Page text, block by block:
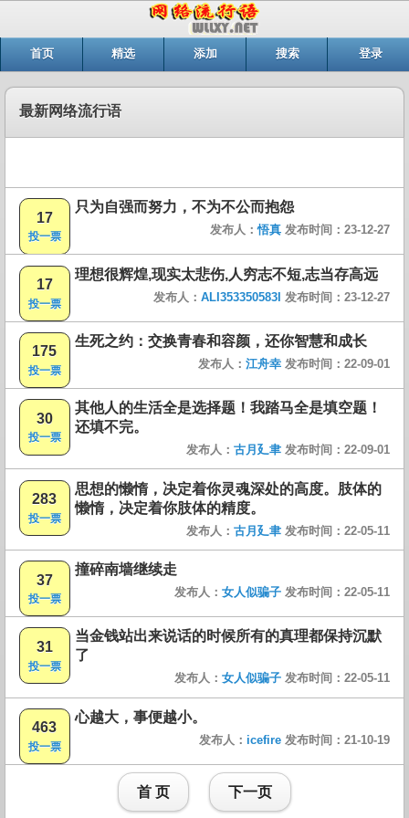
首页 精选 添加 搜索 登录
最新网络流行语
17
投一票
只为自强而努力，不为不公而抱怨
发布人：悟真 发布时间：23-12-27
17
投一票
理想很辉煌,现实太悲伤,人穷志不短,志当存高远
发布人： ALI353350583I 发布时间：23-12-27
175
投一票
生死之约：交换青春和容颜，还你智慧和成长
发布人： 江舟幸 发布时间：22-09-01
30
投一票
其他人的生活全是选择题！我踏马全是填空题！
还填不完。
发布人： 古月廴聿 发布时间：22-09-01
283
投一票
思想的懒惰，决定着你灵魂深处的高度。肢体的
懒惰，决定着你肢体的精度。
发布人： 古月廴聿 发布时间：22-05-11
37
投一票
撞碎南墙继续走
发布人： 女人似骗子 发布时间：22-05-11
31
投一票
当金钱站出来说话的时候所有的真理都保持沉默
了
发布人： 女人似骗子 发布时间：22-05-11
463
投一票
心越大，事便越小。
发布人： icefire 发布时间：21-10-19
首 页 下一页